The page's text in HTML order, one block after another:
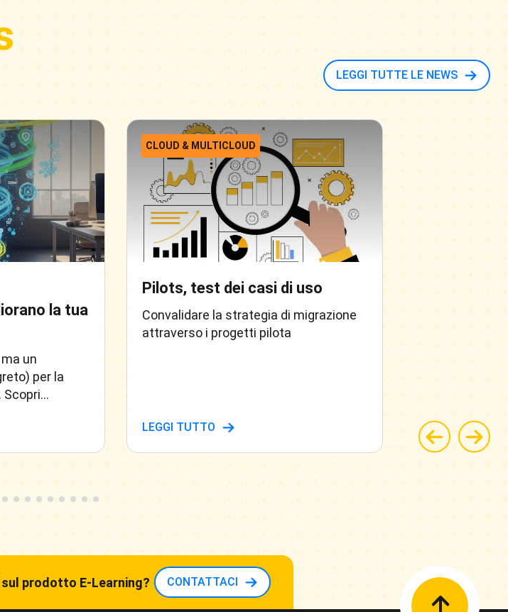
LEGGI TUTTE LE NEWS
la tua
un
per la
daranno il
CLOUD & MULTICLOUD
Pilots, test dei casi di uso
Convalidare la strategia di migrazione
attraverso i progetti pilota
LEGGI TUTTO
Strategie
Tecniche per
LEGGI TUTTO
prodotto E-Learning? CONTATTACI